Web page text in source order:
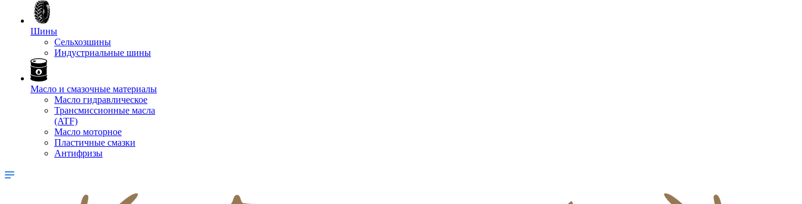
Шины
Сельхозшины
Индустриальные шины
Масло и смазочные материалы
Масло гидравлическое
Трансмиссионные масла
(ATF)
Масло моторное
Пластичные смазки
Антифризы